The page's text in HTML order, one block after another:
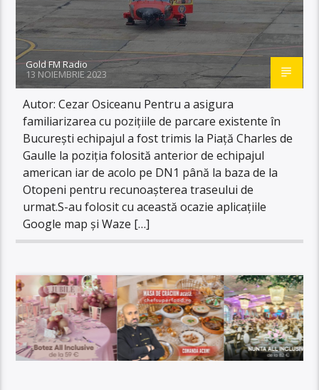
Gold FM Radio
13 NOIEMBRIE 2023
Autor: Cezar Osiceanu Pentru a asigura
familiarizarea cu pozițiile de parcare existente în
București echipajul a fost trimis la Piață Charles de
Gaulle la poziția folosită anterior de echipajul
american iar de acolo pe DN1 până la baza de la
Otopeni pentru recunoașterea traseului de
urmat.S-au folosit cu această ocazie aplicațiile
Google map și Waze […]